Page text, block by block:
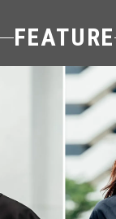
FEATURE